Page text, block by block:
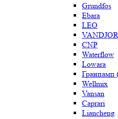
Grundfos
Ebara
LEO
CNP
Waterflow
Lowara
Гранпамп
Wellmix
Vansan
Caprari
Liancheng